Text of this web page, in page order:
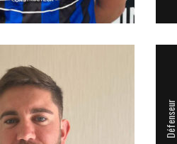
Défenseur